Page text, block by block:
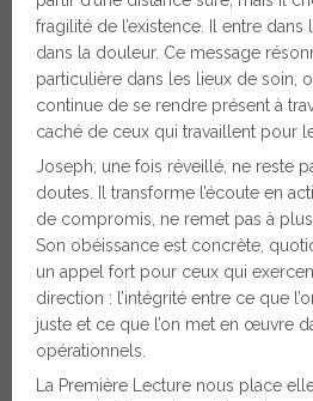
fragilité de l’existence. Il entre dans
dans la douleur. Ce message
particulière dans les lieux de soin,
continue de se rendre présent à
caché de ceux qui travaillent pour
Joseph, une fois réveillé, ne reste
doutes. Il transforme l’écoute en
de compromis, ne remet pas à
Son obéissance est concrète,
un appel fort pour ceux qui
direction : l’intégrité entre ce que
juste et ce que l’on met en œuvre
opérationnels.
La Première Lecture nous place